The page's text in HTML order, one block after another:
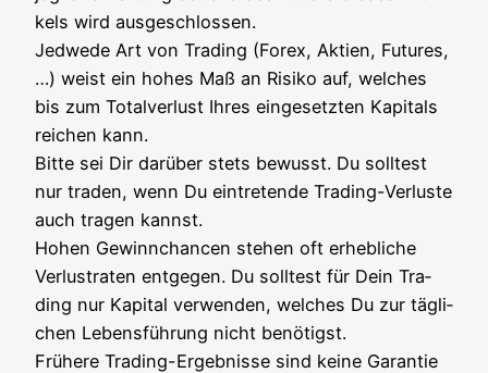
kels wird aus­ge­schlos­sen.
Jed­we­de Art von Tra­ding (Forex, Akti­en, Futures,
…) weist ein hohes Maß an Risi­ko auf, wel­ches
bis zum Total­ver­lust Ihres ein­ge­setz­ten Kapi­tals
rei­chen kann.
Bit­te sei Dir dar­über stets bewusst. Du soll­test
nur traden, wenn Du ein­tre­ten­de Tra­ding-Ver­lus­te
auch tra­gen kannst.
Hohen Gewinn­chan­cen ste­hen oft erheb­li­che
Ver­lust­ra­ten ent­ge­gen. Du soll­test für Dein Tra­
ding nur Kapi­tal ver­wen­den, wel­ches Du zur täg­li­
chen Lebens­füh­rung nicht benö­tigst.
Frü­he­re Tra­ding-Ergeb­nis­se sind kei­ne Garan­tie